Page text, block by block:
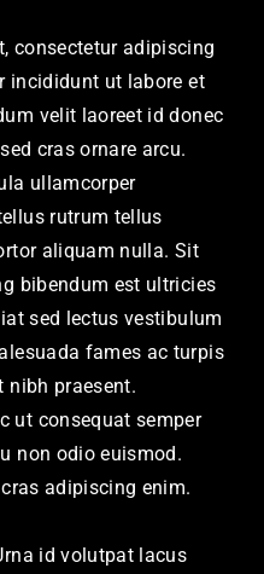
consectetur adipiscing
incididunt ut labore et
velit laoreet id donec
cras ornare arcu.
ullamcorper
rutrum tellus
aliquam nulla. Sit
bibendum est ultricies
sed lectus vestibulum
fames ac turpis
nibh praesent.
ut consequat semper
non odio euismod.
adipiscing enim.
id volutpat lacus